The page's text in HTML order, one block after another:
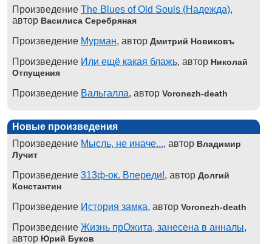
Произведение The Blues of Old Souls (Надежда),
автор Василиса Серебряная
Произведение Мурман, автор Дмитрий Новиковъ
Произведение Или ещё какая блажь, автор Николай
Отпущения
Произведение Вальгалла, автор Voronezh-death
Новые произведения
Произведение Мысль, не иначе..., автор Владимир
Лучит
Произведение 313ф-ок. Впереди!, автор Долгий
Константин
Произведение История замка, автор Voronezh-death
Произведение Жизнь прОжита, занесена в анналы,
автор Юрий Буков